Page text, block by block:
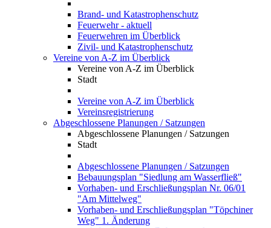
Brand- und Katastrophenschutz
Feuerwehr - aktuell
Feuerwehren im Überblick
Zivil- und Katastrophenschutz
Vereine von A-Z im Überblick
Vereine von A-Z im Überblick
Stadt
Vereine von A-Z im Überblick
Vereinsregistrierung
Abgeschlossene Planungen / Satzungen
Abgeschlossene Planungen / Satzungen
Stadt
Abgeschlossene Planungen / Satzungen
Bebauungsplan "Siedlung am Wasserfließ"
Vorhaben- und Erschließungsplan Nr. 06/01
"Am Mittelweg"
Vorhaben- und Erschließungsplan "Töpchiner
Weg" 1. Änderung